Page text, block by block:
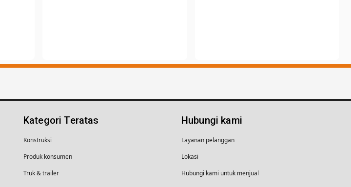
Kategori Teratas
Konstruksi
Produk konsumen
Truk & trailer
Hubungi kami
Layanan pelanggan
Lokasi
Hubungi kami untuk menjual